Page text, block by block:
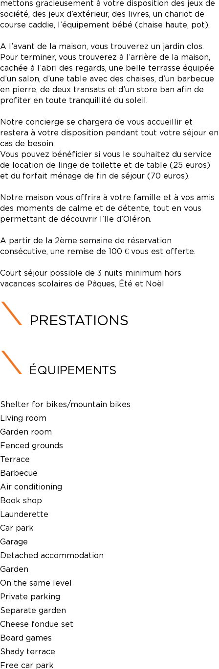
mettons gracieusement à votre disposition des jeux de
société, des jeux d’extérieur, des livres, un chariot de
course caddie, l’équipement bébé (chaise haute, pot).
A l’avant de la maison, vous trouverez un jardin clos.
Pour terminer, vous trouverez à l’arrière de la maison,
cachée à l’abri des regards, une belle terrasse équipée
d’un salon, d’une table avec des chaises, d’un barbecue
en pierre, de deux transats et d’un store ban afin de
profiter en toute tranquillité du soleil.
Notre concierge se chargera de vous accueillir et
restera à votre disposition pendant tout votre séjour en
cas de besoin.
Vous pouvez bénéficier si vous le souhaitez du service
de location de linge de toilette et de table (25 euros)
et du forfait ménage de fin de séjour (70 euros).
Notre maison vous offrira à votre famille et à vos amis
des moments de calme et de détente, tout en vous
permettant de découvrir l’Ile d’Oléron.
A partir de la 2ème semaine de réservation
consécutive, une remise de 100 € vous est offerte.
Court séjour possible de 3 nuits minimum hors
vacances scolaires de Pâques, Été et Noël
PRESTATIONS
ÉQUIPEMENTS
Shelter for bikes/mountain bikes
Living room
Garden room
Fenced grounds
Terrace
Barbecue
Air conditioning
Book shop
Launderette
Car park
Garage
Detached accommodation
Garden
On the same level
Private parking
Separate garden
Cheese fondue set
Board games
Shady terrace
Free car park